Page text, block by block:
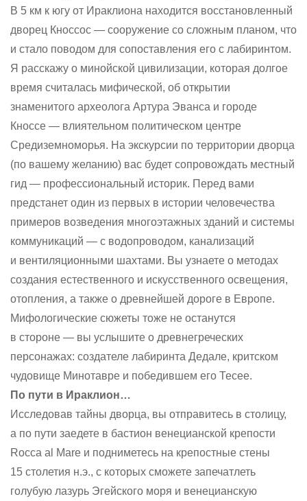
В 5 км к югу от Ираклиона находится восстановленный
дворец Кноссос — сооружение со сложным планом, что
и стало поводом для сопоставления его с лабиринтом.
Я расскажу о минойской цивилизации, которая долгое
время считалась мифической, об открытии
знаменитого археолога Артура Эванса и городе
Кноссе — влиятельном политическом центре
Средиземноморья. На экскурсии по территории дворца
(по вашему желанию) вас будет сопровождать местный
гид — профессиональный историк. Перед вами
предстанет один из первых в истории человечества
примеров возведения многоэтажных зданий и системы
коммуникаций — с водопроводом, канализаций
и вентиляционными шахтами. Вы узнаете о методах
создания естественного и искусственного освещения,
отопления, а также о древнейшей дороге в Европе.
Мифологические сюжеты тоже не останутся
в стороне — вы услышите о древнегреческих
персонажах: создателе лабиринта Дедале, критском
чудовище Минотавре и победившем его Тесее.
По пути в Ираклион…
Исследовав тайны дворца, вы отправитесь в столицу,
а по пути заедете в бастион венецианской крепости
Rocca al Mare и подниметесь на крепостные стены
15 столетия н.э., с которых сможете запечатлеть
голубую лазурь Эгейского моря и венецианскую